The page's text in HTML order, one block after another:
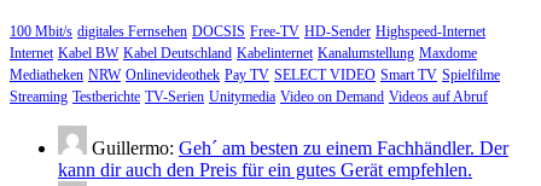
100 Mbit/s digitales Fernsehen DOCSIS Free-TV HD-Sender Highspeed-Internet
Internet Kabel BW Kabel Deutschland Kabelinternet Kanalumstellung Maxdome
Mediatheken NRW Onlinevideothek Pay TV SELECT VIDEO Smart TV Spielfilme
Streaming Testberichte TV-Serien Unitymedia Video on Demand Videos auf Abruf
Guillermo: Geh´ am besten zu einem Fachhändler. Der
kann dir auch den Preis für ein gutes Gerät empfehlen.